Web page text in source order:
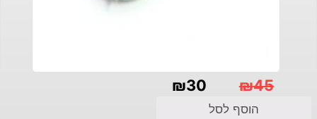
₪45
₪30
הוסף לסל